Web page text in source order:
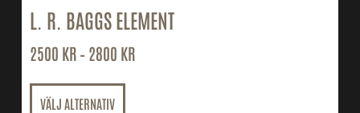
L. R. BAGGS ELEMENT
2500 KR–2800 KR
VÄLJ ALTERNATIV